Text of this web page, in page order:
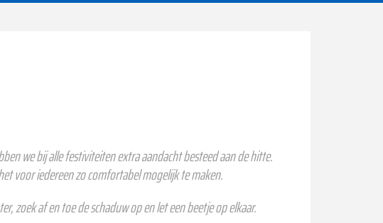
we bij alle festiviteiten extra aandacht besteed aan de hitte.
voor iedereen zo comfortabel mogelijk te maken.
zoek af en toe de schaduw op en let een beetje op elkaar.